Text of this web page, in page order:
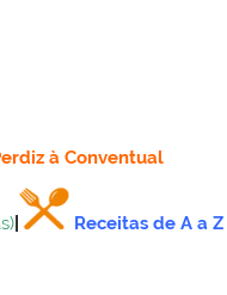
à Conventual
| Receitas de A a Z